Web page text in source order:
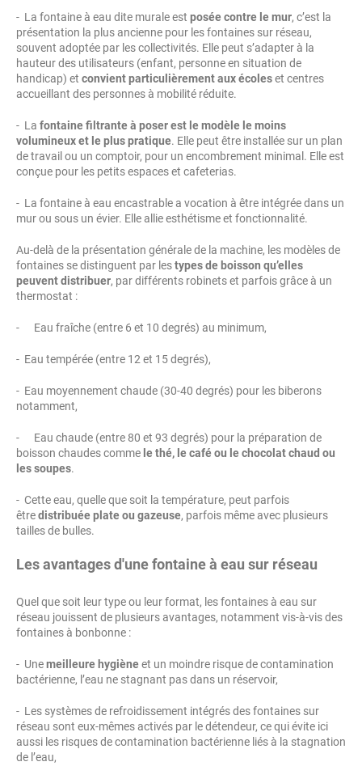
- La fontaine à eau dite murale est posée contre le mur, c’est la
présentation la plus ancienne pour les fontaines sur réseau,
souvent adoptée par les collectivités. Elle peut s’adapter à la
hauteur des utilisateurs (enfant, personne en situation de
handicap) et convient particulièrement aux écoleset centres
accueillant des personnes à mobilité réduite.
- La fontaine filtrante à poser est le modèle le moins
volumineux et le plus pratique. Elle peut être installée sur un plan
de travail ou un comptoir, pour un encombrement minimal. Elle est
conçue pour les petits espaces et cafeterias.
- La fontaine à eau encastrable a vocation à être intégrée dans un
mur ou sous un évier. Elle allie esthétisme et fonctionnalité.
Au-delà de la présentation générale de la machine, les modèles de
fontaines se distinguent par lestypes de boisson qu’elles
peuvent distribuer, par différents robinets et parfois grâce à un
thermostat :
- Eau fraîche (entre 6 et 10 degrés) au minimum,
- Eau tempérée (entre 12 et 15 degrés),
- Eau moyennement chaude (30-40 degrés) pour les biberons
notamment,
- Eau chaude (entre 80 et 93 degrés) pour la préparation de
boisson chaudes comme le thé, le café ou le chocolat chaud ou
les soupes.
- Cette eau, quelle que soit la température, peut parfois
êtredistribuée plate ou gazeuse, parfois même avec plusieurs
tailles de bulles.
Les avantages d'une fontaine à eau sur réseau
Quel que soit leur type ou leur format, les fontaines à eau sur
réseau jouissent de plusieurs avantages, notamment vis-à-vis des
fontaines à bonbonne :
- Unemeilleure hygièneet un moindre risque de contamination
bactérienne, l’eau ne stagnant pas dans un réservoir,
- Les systèmes de refroidissement intégrés des fontaines sur
réseau sont eux-mêmes activés par le détendeur, ce qui évite ici
aussi les risques de contamination bactérienne liés à la stagnation
de l’eau,